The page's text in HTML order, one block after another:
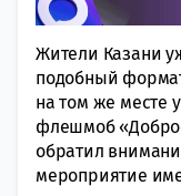
Жители Казани
подобный
на том же месте
флешмоб
обратил
мероприятие